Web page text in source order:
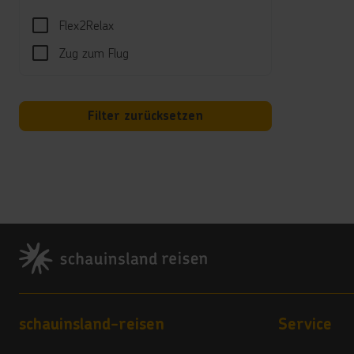
Flex2Relax
Zug zum Flug
Filter zurücksetzen
Footer
Footer navigation
schauinsland-reisen Service